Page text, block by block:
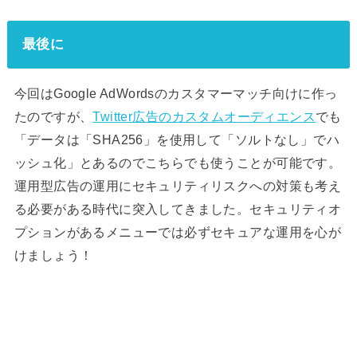
最後に
今回はGoogle AdWordsのカスタマーマッチ向けに作っ
たのですが、Twitter広告のカスタムオーディエンスでも
「データは「SHA256」を使用して「ソルトなし」でハ
ッシュ化」とあるのでこちらでも使うことが可能です。
運用型広告の運用にセキュリティリスクへの対策も考え
る必要がある時代に突入してきました。セキュリティオ
プションがあるメニューでは必ずセキュアな運用を心が
けましょう！